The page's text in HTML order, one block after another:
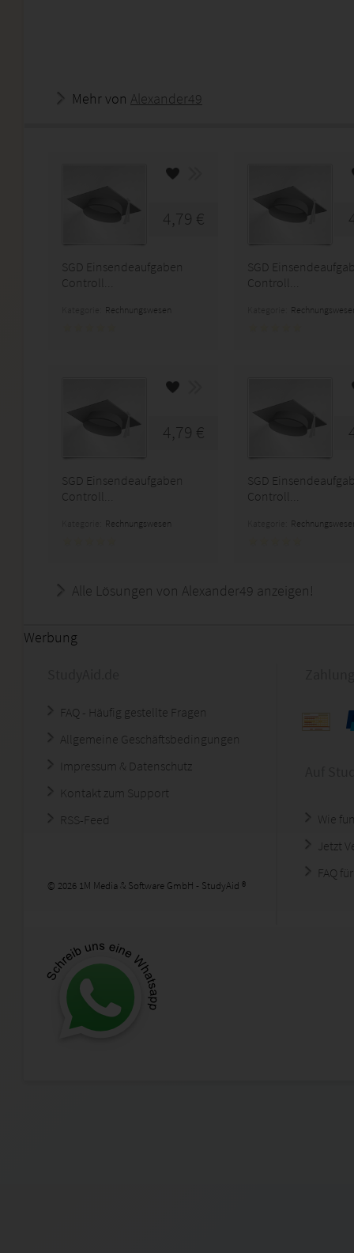
Mehr von Alexander49
4,79 €
SGD Einsendeaufgaben
Controll...
Rechnungswesen
SGD
Controll...
4,79 €
SGD Einsendeaufgaben
Controll...
Rechnungswesen
SGD
Controll...
Alle Lösungen von Alexander49 anzeigen!
Werbung
FAQ - Häufig gestellte Fragen
Allgemeine Geschäftsbedingungen
Impressum & Datenschutz
Kontakt zum Support
RSS-Feed
© 2026 1M Media & Software GmbH - StudyAid ®
Wie
Jetzt
FAQ